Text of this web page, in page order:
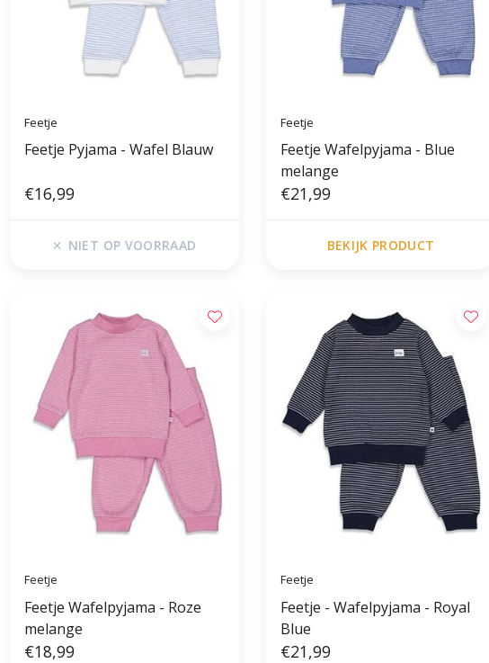
Feetje
Feetje Pyjama - Wafel Blauw
€16,99
NIET OP VOORRAAD
Feetje
Feetje Wafelpyjama - Blue
melange
€21,99
BEKIJK PRODUCT
Feetje
Feetje Wafelpyjama - Roze
melange
€18,99
Feetje
Feetje - Wafelpyjama - Royal
Blue
€21,99